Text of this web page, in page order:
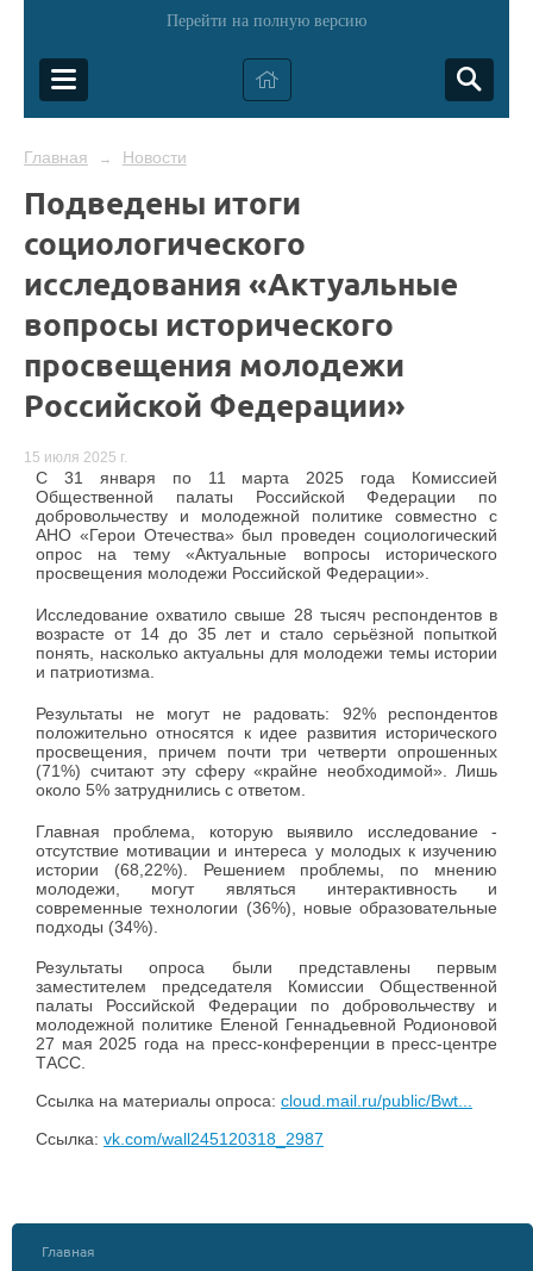
Перейти на полную версию
Главная → Новости
Подведены итоги
социологического
исследования «Актуальные
вопросы исторического
просвещения молодежи
Российской Федерации»
15 июля 2025 г.
С 31 января по 11 марта 2025 года Комиссией
Общественной палаты Российской Федерации по
добровольчеству и молодежной политике совместно с
АНО «Герои Отечества» был проведен социологический
опрос на тему «Актуальные вопросы исторического
просвещения молодежи Российской Федерации».
Исследование охватило свыше 28 тысяч респондентов в
возрасте от 14 до 35 лет и стало серьёзной попыткой
понять, насколько актуальны для молодежи темы истории
и патриотизма.
Результаты не могут не радовать: 92% респондентов
положительно относятся к идее развития исторического
просвещения, причем почти три четверти опрошенных
(71%) считают эту сферу «крайне необходимой». Лишь
около 5% затруднились с ответом.
Главная проблема, которую выявило исследование -
отсутствие мотивации и интереса у молодых к изучению
истории (68,22%). Решением проблемы, по мнению
молодежи, могут являться интерактивность и
современные технологии (36%), новые образовательные
подходы (34%).
Результаты опроса были представлены первым
заместителем председателя Комиссии Общественной
палаты Российской Федерации по добровольчеству и
молодежной политике Еленой Геннадьевной Родионовой
27 мая 2025 года на пресс-конференции в пресс-центре
ТАСС.
Ссылка на материалы опроса: cloud.mail.ru/public/Bwt...
Ссылка: vk.com/wall245120318_2987
Главная